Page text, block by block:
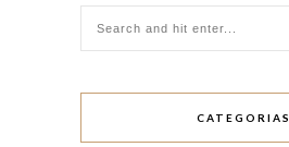
CATEGORIAS